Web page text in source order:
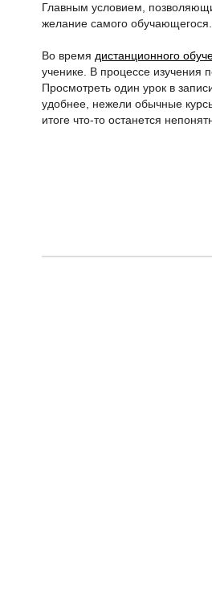
Главным условием,
желание самого обучающегося.
Во время дистанционного
ученике. В процессе изучения
Просмотреть один урок в
удобнее, нежели обычные
итоге что-то останется